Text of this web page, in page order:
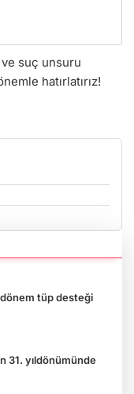
suç unsuru
hatırlatırız!
tüp desteği
31. yıldönümünde